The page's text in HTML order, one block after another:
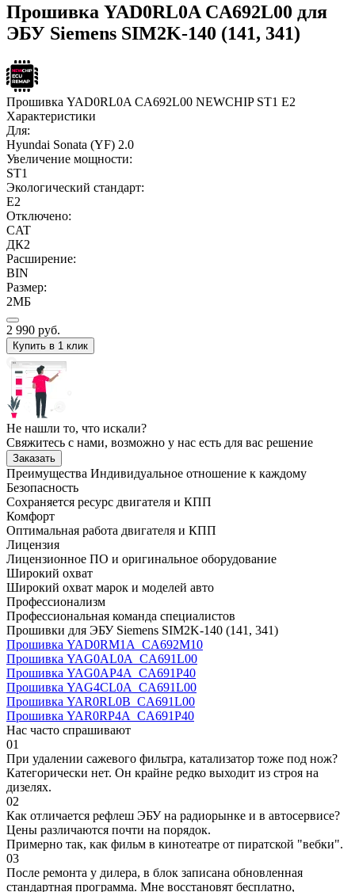
Прошивка YAD0RL0A CA692L00 для
ЭБУ Siemens SIM2K-140 (141, 341)
Прошивка YAD0RL0A CA692L00 NEWCHIP ST1 E2
Характеристики
Для:
Hyundai Sonata (YF) 2.0
Увеличение мощности:
ST1
Экологический стандарт:
E2
Отключено:
CAT
ДК2
Расширение:
BIN
Размер:
2МБ
2 990 руб.
Купить в 1 клик
Не нашли то, что искали?
Свяжитесь с нами, возможно у нас есть для вас решение
Заказать
Преимущества Индивидуальное отношение к каждому
Безопасность
Сохраняется ресурс двигателя и КПП
Комфорт
Оптимальная работа двигателя и КПП
Лицензия
Лицензионное ПО и оригинальное оборудование
Широкий охват
Широкий охват марок и моделей авто
Профессионализм
Профессиональная команда специалистов
Прошивки для ЭБУ Siemens SIM2K-140 (141, 341)
Прошивка YAD0RM1A_CA692M10
Прошивка YAG0AL0A_CA691L00
Прошивка YAG0AP4A_CA691P40
Прошивка YAG4CL0A_CA691L00
Прошивка YAR0RL0B_CA691L00
Прошивка YAR0RP4A_CA691P40
Нас часто спрашивают
01
При удалении сажевого фильтра, катализатор тоже под нож?
Категорически нет. Он крайне редко выходит из строя на
дизелях.
02
Как отличается рефлеш ЭБУ на радиорынке и в автосервисе?
Цены различаются почти на порядок.
Примерно так, как фильм в кинотеатре от пиратской "вебки".
03
После ремонта у дилера, в блок записана обновленная
стандартная программа. Мне восстановят бесплатно,